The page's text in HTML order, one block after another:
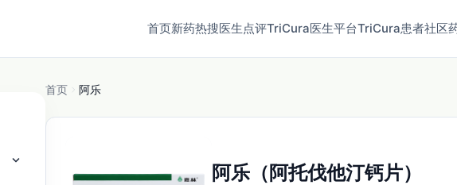
首页新药热搜医生点评TriCura医生平台TriCura患者社区
keyboard_arrow_down
首页 阿乐
阿乐（阿托伐他汀钙片）